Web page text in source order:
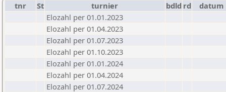
tnr St turnier bdld rd
datum
Elozahl per 01.01.2023
Elozahl per 01.04.2023
Elozahl per 01.07.2023
Elozahl per 01.10.2023
Elozahl per 01.01.2024
Elozahl per 01.04.2024
Elozahl per 01.07.2024